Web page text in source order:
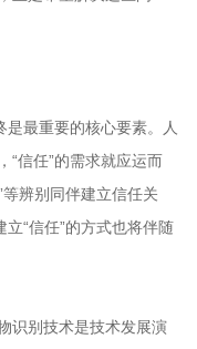
是最重要的核心要素。人
“信任”的需求就应运而
等辨别同伴建立信任关
“信任”的方式也将伴随
识别技术是技术发展演